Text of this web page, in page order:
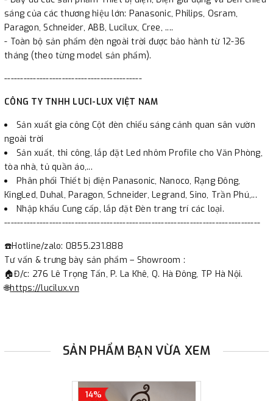
sáng của các thương hiệu lớn: Panasonic, Philips, Osram,
Paragon, Schneider, ABB, Lucilux, Cree, ....
- Toàn bộ sản phẩm đèn ngoài trời được bảo hành từ 12-36
tháng (theo từng model sản phẩm).
-------------------------------------------
CÔNG TY TNHH LUCI-LUX VIỆT NAM
Sản xuất gia công Cột đèn chiếu sáng cảnh quan sân vườn
ngoài trời
Sản xuất, thi công, lắp đặt Led nhôm Profile cho Văn Phòng,
tòa nhà, tủ quần áo,...
Phân phối Thiết bị điện Panasonic, Nanoco, Rạng Đông,
KingLed, Duhal, Paragon, Schneider, Legrand, Sino, Trần Phú,...
Nhập khẩu Cung cấp, lắp đặt Đèn trang trí các loại.
--------------------------------------------------------------------------------
☎️Hotline/zalo: 0855.231.888
Tư vấn & trưng bày sản phẩm – Showroom :
🏠Đ/c: 276 Lê Trọng Tấn, P. La Khê, Q. Hà Đông, TP Hà Nội.
🌐https://lucilux.vn
SẢN PHẨM BẠN VỪA XEM
14%